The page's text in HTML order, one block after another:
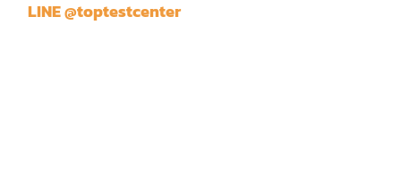
LINE @toptestcenter